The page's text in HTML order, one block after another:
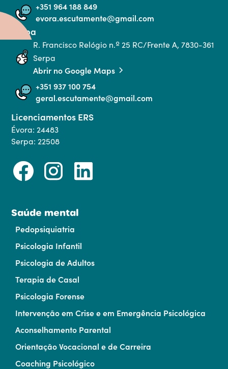
+351 964 188 849
evora.escutamente@gmail.com
Serpa
R. Francisco Relógio n.º 25 RC/Frente A, 7830-361
Serpa
Abrir no Google Maps
+351 937 100 754
geral.escutamente@gmail.com
Licenciamentos ERS
Évora: 24483
Serpa: 22508
Saúde mental
Pedopsiquiatria
Psicologia Infantil
Psicologia de Adultos
Terapia de Casal
Psicologia Forense
Intervenção em Crise e em Emergência Psicológica
Aconselhamento Parental
Orientação Vocacional e de Carreira
Coaching Psicológico